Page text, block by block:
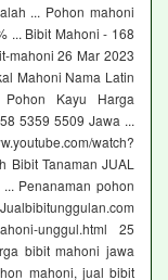
... Pohon mahoni
... Bibit Mahoni - 168
mahoni 26 Mar 2023
Mahoni Nama Latin
Kayu Harga
5359 5509 Jawa ...
watch?
Tanaman JUAL
... Penanaman pohon
unggul.html 25
bibit mahoni jawa
mahoni, jual bibit